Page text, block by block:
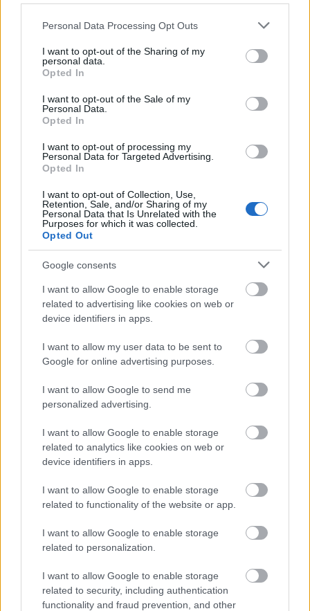
Please note that this website/app uses one or more Google
not limited to your visit or usage behaviour. You may click to
grant or deny consent to Google and its third-party tags to
use your data for below specified purposes in below Google
consent section.
Personal Data Processing Opt Outs
I want to opt-out of the Sharing of my
personal data.
Opted In
I want to opt-out of the Sale of my
Personal Data.
Opted In
I want to opt-out of processing my
Personal Data for Targeted Advertising.
Opted In
I want to opt-out of Collection, Use,
Retention, Sale, and/or Sharing of my
Personal Data that Is Unrelated with the
Purposes for which it was collected.
Opted Out
Google consents
I want to allow Google to enable storage
related to advertising like cookies on web or
device identifiers in apps.
I want to allow my user data to be sent to
Google for online advertising purposes.
I want to allow Google to send me
personalized advertising.
I want to allow Google to enable storage
related to analytics like cookies on web or
device identifiers in apps.
I want to allow Google to enable storage
related to functionality of the website or app.
I want to allow Google to enable storage
related to personalization.
I want to allow Google to enable storage
related to security, including authentication
functionality and fraud prevention, and other
Τι σημαίνουν οι καφέ άκρες στα φυτά – Το λάθος με το
πότισμα
Διανομή τροφής για αδέσποτα από τον Δήμο Πατρέων